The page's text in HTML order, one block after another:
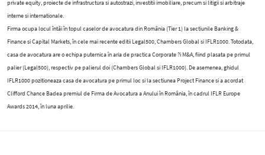
private equity, proiecte de infrastructura si autostrazi, investitii imobiliare, precum si litigii si arbitraje
interne si internationale.
Firma ocupa locul întâi în topul caselor de avocatura din România (Tier 1) la sectiunile Banking &
Finance si Capital Markets, în cele mai recente editii Legal500, Chambers Global si IFLR1000. Totodata,
casa de avocatura are o echipa puternica în aria de practica Corporate ?i M&A, fiind plasata pe primul
palier (Legal500), respectiv pe palierul doi (Chambers Global si IFLR1000). De asemenea, ghidul
IFLR1000 pozitioneaza casa de avocatura pe primul loc si la sectiunea Project Finance si a acordat
Clifford Chance Badea premiul de Firma de Avocatura a Anului în România, în cadrul IFLR Europe
Awards 2014, în luna aprilie.